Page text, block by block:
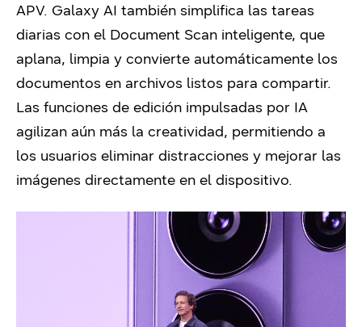
APV. Galaxy AI también simplifica las tareas
diarias con el Document Scan inteligente, que
aplana, limpia y convierte automáticamente los
documentos en archivos listos para compartir.
Las funciones de edición impulsadas por IA
agilizan aún más la creatividad, permitiendo a
los usuarios eliminar distracciones y mejorar las
imágenes directamente en el dispositivo.